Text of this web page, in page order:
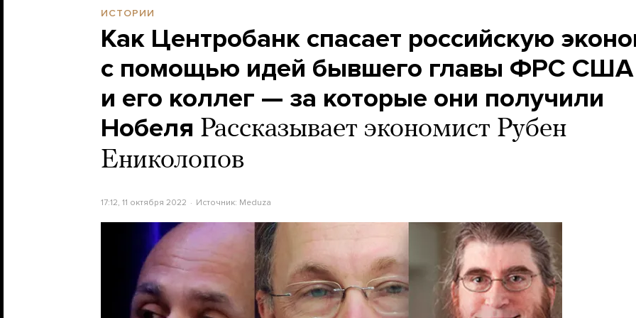
ИСТОРИИ
Как Центробанк спасает российскую
с помощью идей бывшего главы ФРС США
и его коллег — за которые они получили
Нобеля Рассказывает экономист Рубен
Ениколопов
17:12, 11 октября 2022 Источник: Meduza